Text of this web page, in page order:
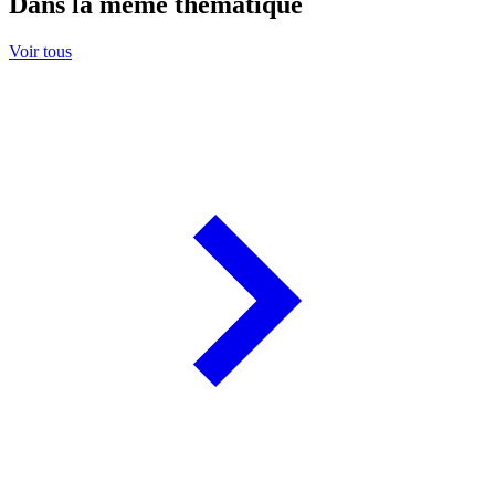
Voir tous